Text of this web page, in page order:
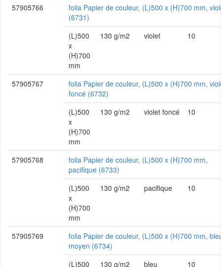
57905766
folia Papier de couleur, (L)500 x (H)700 mm,
(6731)
(L)500
x
(H)700
mm
130 g/m2 violet 10
57905767
folia Papier de couleur, (L)500 x (H)700 mm,
foncé (6732)
(L)500
x
(H)700
mm
130 g/m2 violet foncé 10
57905768
folia Papier de couleur, (L)500 x (H)700 mm,
pacifique (6733)
(L)500
x
(H)700
mm
130 g/m2 pacifique 10
57905769
folia Papier de couleur, (L)500 x (H)700 mm,
moyen (6734)
(L)500
130 g/m2 bleu 10